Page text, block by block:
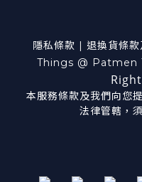
隱私條款 | 退換貨條款
Things @ Patmen
本服務條款及我們向您
法律管轄，